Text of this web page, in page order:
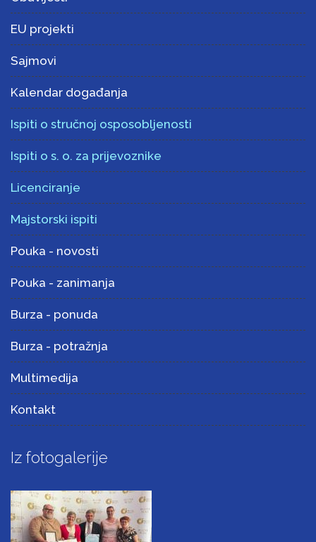
EU projekti
Sajmovi
Kalendar događanja
Ispiti o stručnoj osposobljenosti
Ispiti o s. o. za prijevoznike
Licenciranje
Majstorski ispiti
Pouka - novosti
Pouka - zanimanja
Burza - ponuda
Burza - potražnja
Multimedija
Kontakt
Iz fotogalerije